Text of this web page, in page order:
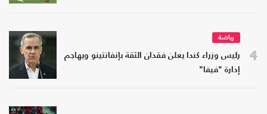
4
رياضة
رئيس وزراء كندا يعلن فقدان الثقة بإنفانتينو ويهاجم
إدارة "فيفا"